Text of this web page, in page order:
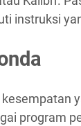
instruksi
program